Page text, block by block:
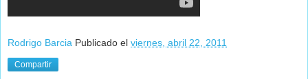
Rodrigo Barcia Publicado el viernes, abril 22, 2011
Compartir